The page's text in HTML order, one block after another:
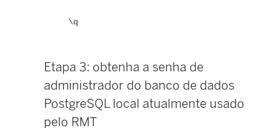
\q
Etapa 3: obtenha a senha de
administrador do banco de dados
PostgreSQL local atualmente usado
pelo RMT